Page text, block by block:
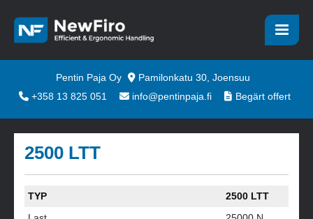
Pentin Paja Oy
Pamilonkatu 30, Joensuu
+358 13 825 051
info@pentinpaja.fi Begärt offert
2500 LTT
TYP
2500 LTT